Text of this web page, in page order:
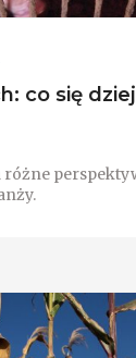
co się
różne